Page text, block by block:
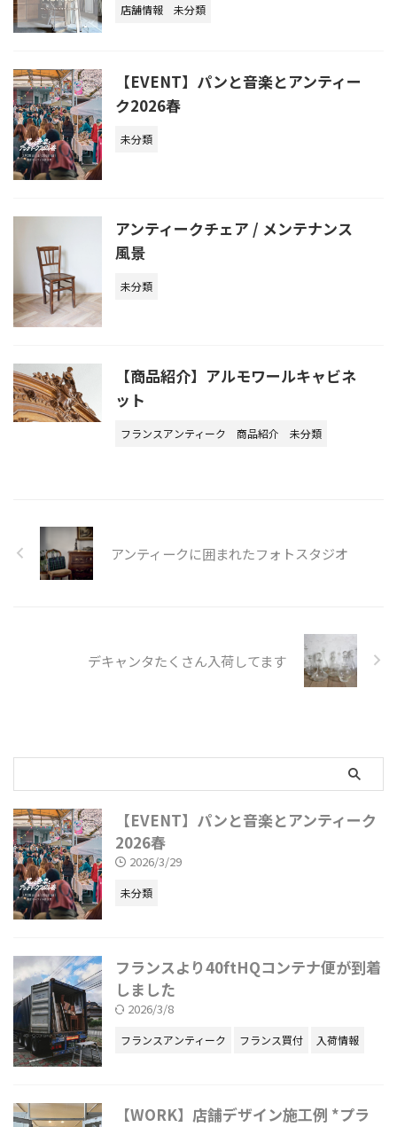
店舗情報 未分類
【EVENT】パンと音楽とアンティー
ク2026春
未分類
アンティークチェア / メンテナンス
風景
未分類
【商品紹介】アルモワールキャビネ
ット
フランスアンティーク 商品紹介 未分類
アンティークに囲まれたフォトスタジオ
デキャンタたくさん入荷してます
【EVENT】パンと音楽とアンティーク
2026春
2026/3/29
未分類
フランスより40ftHQコンテナ便が到着
しました
2026/3/8
フランスアンティーク フランス買付 入荷情報
【WORK】店舗デザイン施工例 *プラ